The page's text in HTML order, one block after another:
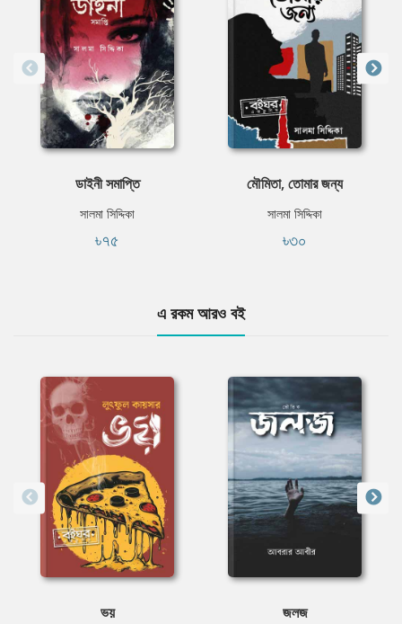
ডাইনী সমাপ্তি
সালমা সিদ্দিকা
৳৭৫
মৌমিতা, তোমার জন্য
সালমা সিদ্দিকা
৳৩০
এ রকম আরও বই
ভয় জলজ